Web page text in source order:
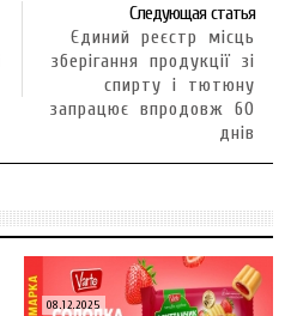
Следующая статья
Єдиний реєстр місць
зберігання продукції зі
спирту і тютюну
запрацює впродовж 60
днів
08.12.2025